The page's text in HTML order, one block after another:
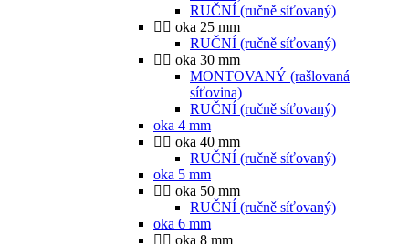
RUČNÍ (ručně síťovaný)
oka 25 mm
RUČNÍ (ručně síťovaný)
oka 30 mm
MONTOVANÝ (rašlovaná
síťovina)
RUČNÍ (ručně síťovaný)
oka 4 mm
oka 40 mm
RUČNÍ (ručně síťovaný)
oka 5 mm
oka 50 mm
RUČNÍ (ručně síťovaný)
oka 6 mm
oka 8 mm